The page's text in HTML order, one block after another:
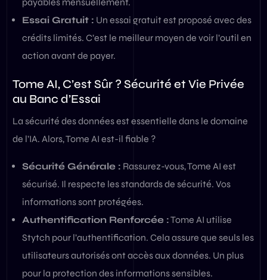
Essai Gratuit : Un essai gratuit est proposé avec des
crédits limités. C’est le meilleur moyen de voir l’outil en
action avant de payer.
Tome AI, C’est Sûr ? Sécurité et Vie Privée
au Banc d’Essai
La sécurité des données est essentielle dans le domaine
de l’IA. Alors, Tome AI est-il fiable ?
Sécurité Générale : Rassurez-vous, Tome AI est
sécurisé. Il respecte les standards de sécurité. Vos
informations sont protégées.
Authentification Renforcée :Tome AI utilise
Stytch pour l’authentification. Cela assure que seuls les
utilisateurs autorisés ont accès aux données. Un plus
pour la protection des informations sensibles.